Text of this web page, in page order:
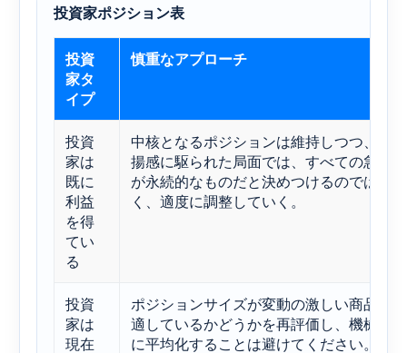
投資家ポジション表
投資
家タ
イプ
慎重なアプローチ
投資
家は
既に
利益
を得
てい
る
中核となるポジションは維持しつつ、高
揚感に駆られた局面では、すべての急騰
が永続的なものだと決めつけるのではな
く、適度に調整していく。
投資
家は
現在
ポジションサイズが変動の激しい商品に
適しているかどうかを再評価し、機械的
に平均化することは避けてください。